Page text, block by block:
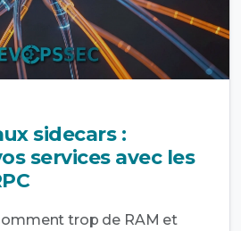
sidecars :
services avec les
trop de RAM et